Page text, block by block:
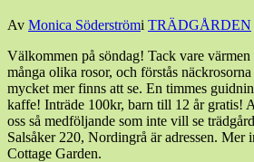
Den
juli,
20218
juli,
2021
Av Monica Söderströmi TRÄDGÅRDEN
Välkommen på söndag! Tack vare
många olika rosor, och förstås
mycket mer finns att se. En timmes
kaffe! Inträde 100kr, barn till 12 år gratis!
oss så medföljande som inte vill se
Salsåker 220, Nordingrå är adressen. Mer
Cottage Garden.